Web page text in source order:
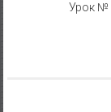
Урок №